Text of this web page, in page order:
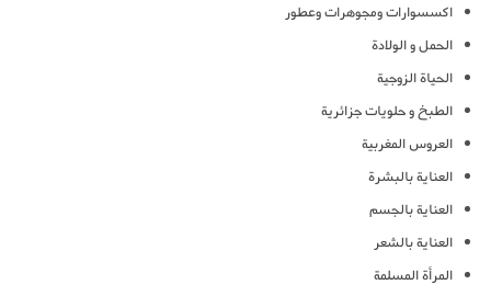
اكسسوارات ومجوهرات وعطور
الحمل و الولادة
الحياة الزوجية
الطبخ و حلويات جزائرية
العروس المغربية
العناية بالبشرة
العناية بالجسم
العناية بالشعر
المرأة المسلمة